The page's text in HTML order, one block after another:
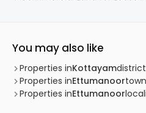
You may also like
Properties inKottayamdistrict
Properties inEttumanoortown
Properties inEttumanoor